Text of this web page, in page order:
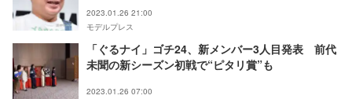
2023.01.26 21:00
モデルプレス
「ぐるナイ」ゴチ24、新メンバー3人目発表 前代
未聞の新シーズン初戦で“ピタリ賞”も
2023.01.26 07:00